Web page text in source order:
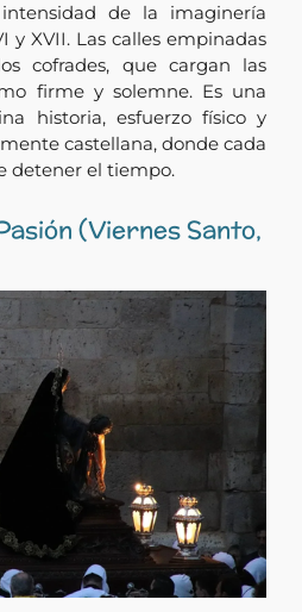
de la imaginería
y XVII. Las calles empinadas
cofrades, que cargan las
firme y solemne. Es una
historia, esfuerzo físico y
castellana, donde cada
detener el tiempo.
(Viernes Santo,